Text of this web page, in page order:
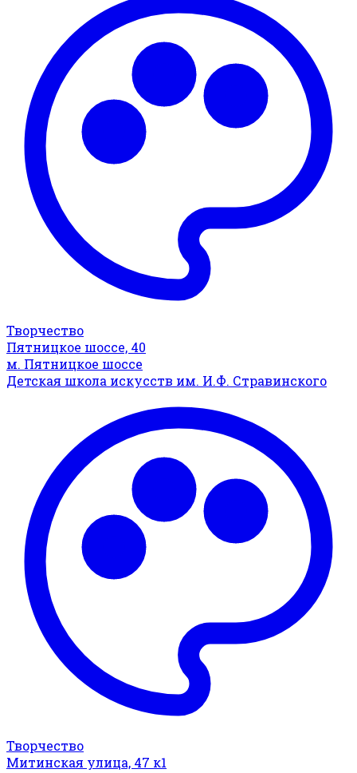
Творчество
Пятницкое шоссе, 40
м. Пятницкое шоссе
Детская школа искусств им. И.Ф. Стравинского
Творчество
Митинская улица, 47 к1